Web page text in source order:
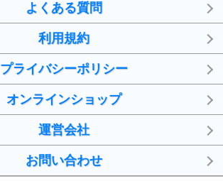
よくある質問
利用規約
プライバシーポリシー
オンラインショップ
運営会社
お問い合わせ